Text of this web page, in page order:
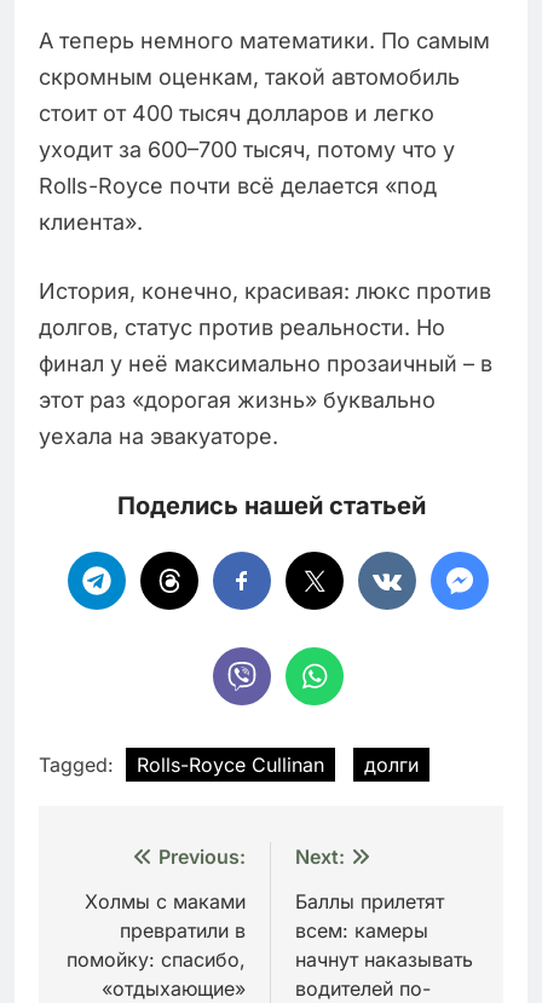
А теперь немного математики. По самым
скромным оценкам, такой автомобиль
стоит от 400 тысяч долларов и легко
уходит за 600–700 тысяч, потому что у
Rolls-Royce почти всё делается «под
клиента».
История, конечно, красивая: люкс против
долгов, статус против реальности. Но
финал у неё максимально прозаичный – в
этот раз «дорогая жизнь» буквально
уехала на эвакуаторе.
Поделись нашей статьей
Tagged: Rolls-Royce Cullinan долги
Навигация
по
записям
Previous:
Холмы с маками
превратили в
помойку: спасибо,
«отдыхающие»
Next:
Баллы прилетят
всем: камеры
начнут наказывать
водителей по-